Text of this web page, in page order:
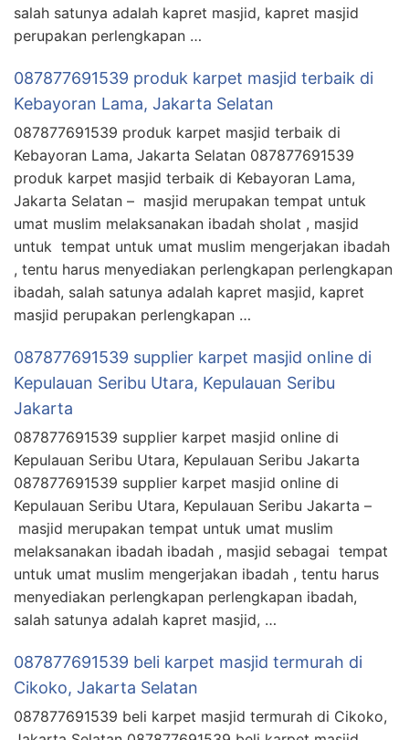
salah satunya adalah kapret masjid, kapret masjid
perupakan perlengkapan …
087877691539 produk karpet masjid terbaik di
Kebayoran Lama, Jakarta Selatan
087877691539 produk karpet masjid terbaik di
Kebayoran Lama, Jakarta Selatan 087877691539
produk karpet masjid terbaik di Kebayoran Lama,
Jakarta Selatan – masjid merupakan tempat untuk
umat muslim melaksanakan ibadah sholat , masjid
untuk tempat untuk umat muslim mengerjakan ibadah
, tentu harus menyediakan perlengkapan perlengkapan
ibadah, salah satunya adalah kapret masjid, kapret
masjid perupakan perlengkapan …
087877691539 supplier karpet masjid online di
Kepulauan Seribu Utara, Kepulauan Seribu
Jakarta
087877691539 supplier karpet masjid online di
Kepulauan Seribu Utara, Kepulauan Seribu Jakarta
087877691539 supplier karpet masjid online di
Kepulauan Seribu Utara, Kepulauan Seribu Jakarta –
masjid merupakan tempat untuk umat muslim
melaksanakan ibadah ibadah , masjid sebagai tempat
untuk umat muslim mengerjakan ibadah , tentu harus
menyediakan perlengkapan perlengkapan ibadah,
salah satunya adalah kapret masjid, …
087877691539 beli karpet masjid termurah di
Cikoko, Jakarta Selatan
087877691539 beli karpet masjid termurah di Cikoko,